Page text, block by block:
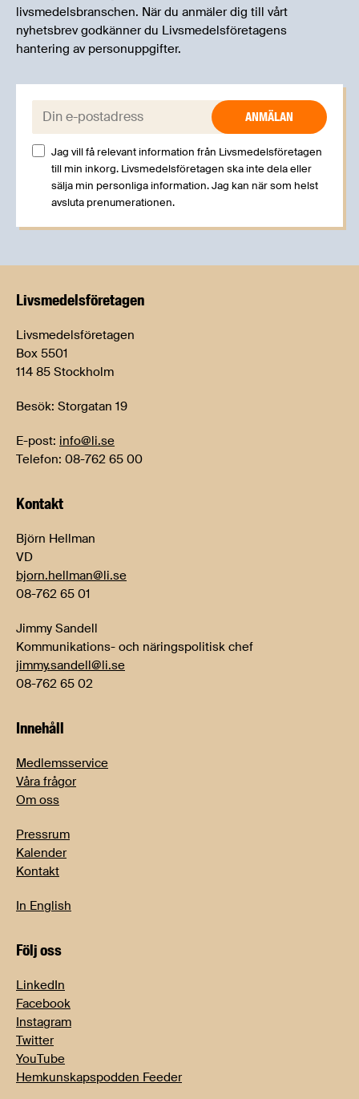
livsmedelsbranschen. När du anmäler dig till vårt
nyhetsbrev godkänner du Livsmedelsföretagens
hantering av personuppgifter.
E-post:
Jag vill få relevant information från Livsmedelsföretagen
till min inkorg. Livsmedelsföretagen ska inte dela eller
sälja min personliga information. Jag kan när som helst
avsluta prenumerationen.
Livsmedels­företagen
Livsmedelsföretagen
Box 5501
114 85 Stockholm
Besök: Storgatan 19
E-post: info@li.se
Telefon: 08-762 65 00
Kontakt
Björn Hellman
VD
bjorn.hellman@li.se
08-762 65 01
Jimmy Sandell
Kommunikations- och näringspolitisk chef
jimmy.sandell@li.se
08-762 65 02
Innehåll
Medlemsservice
Våra frågor
Om oss
Pressrum
Kalender
Kontakt
In English
Följ oss
LinkedIn
Facebook
Instagram
Twitter
YouTube
Hemkunskapspodden Feeder